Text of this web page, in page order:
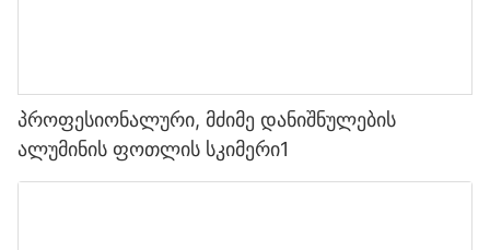
პროფესიონალური, მძიმე დანიშნულების
ალუმინის ფოთლის სკიმერი1